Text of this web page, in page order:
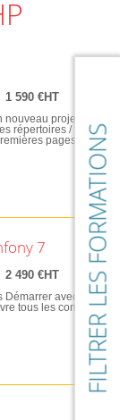
FILTRER LES FORMATIONS
1 590 €HT
nouveau projet
répertoires / fichiers
pages web
7
2 490 €HT
avec
tous les concepts